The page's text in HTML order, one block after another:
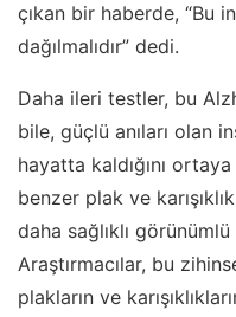
çıkan bir haberde, “Bu
dağılmalıdır” dedi.
Daha ileri testler, bu
bile, güçlü anıları olan
hayatta kaldığını
benzer plak ve
daha sağlıklı
Araştırmacılar, bu
plakların ve